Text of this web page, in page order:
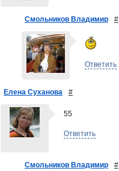
Смольников Владимир #
Ответить
Елена Суханова #
55
Ответить
Смольников Владимир #